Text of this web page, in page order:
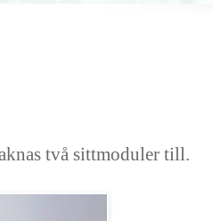
två sittmoduler till.